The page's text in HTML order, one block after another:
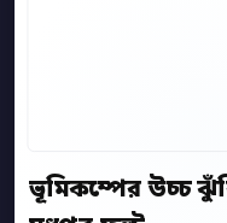
ভূমিকম্পের উচ্চ